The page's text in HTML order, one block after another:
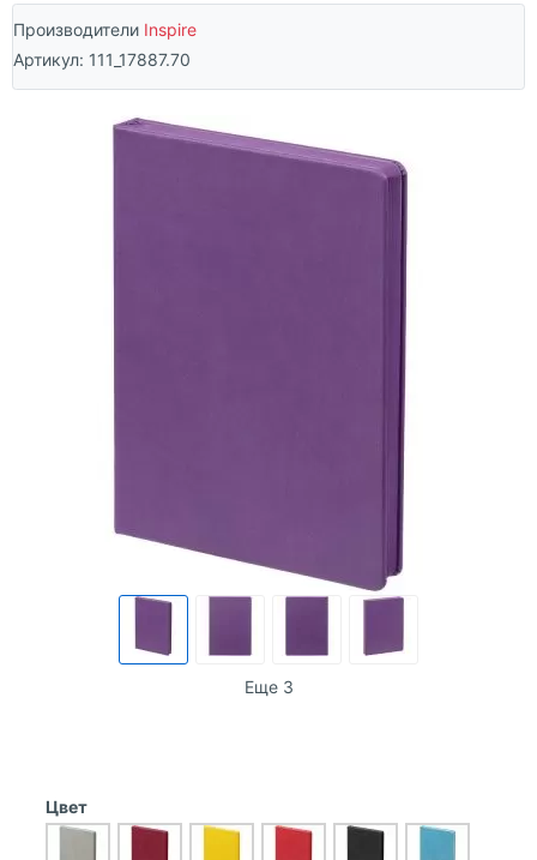
Производители Inspire
Артикул: 111_17887.70
Еще 3
Цвет